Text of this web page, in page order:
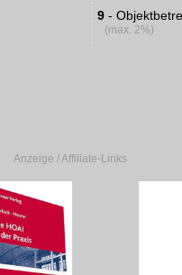
9 -
(max. 2%)
Anzeige / Affiliate-Links